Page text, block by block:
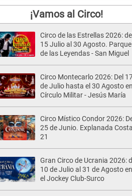
¡Vamos al Circo!
Circo de las Estrellas 2026: del
15 Julio al 30 Agosto. Parque
de las Leyendas - San Miguel
Circo Montecarlo 2026: Del
de Julio hasta el 30 Agosto en
Círculo Militar - Jesús María
Circo Místico Condor 2026:
25 de Junio. Explanada Costa
21
Gran Circo de Ucrania 2026:
10 de Julio al 31 de Agosto en
el Jockey Club-Surco